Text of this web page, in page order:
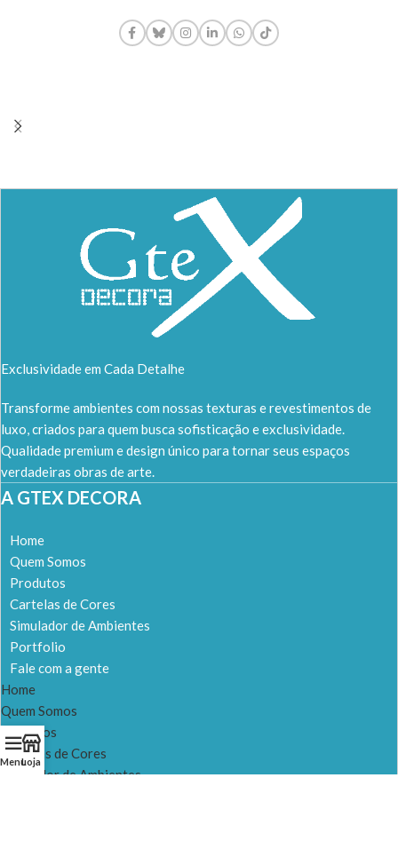
Exclusividade em Cada Detalhe
Transforme ambientes com nossas texturas e revestimentos de
luxo, criados para quem busca sofisticação e exclusividade.
Qualidade premium e design único para tornar seus espaços
verdadeiras obras de arte.
A GTEX DECORA
Home
Quem Somos
Produtos
Cartelas de Cores
Simulador de Ambientes
Portfolio
Fale com a gente
Home
Quem Somos
Produtos
Cartelas de Cores
Simulador de Ambientes
MenuLoja